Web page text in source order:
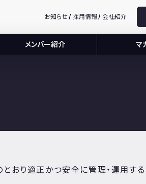
お知らせ 採用情報 会社紹介
メンバー紹介 マ
おり適正かつ安全に管理・運用する